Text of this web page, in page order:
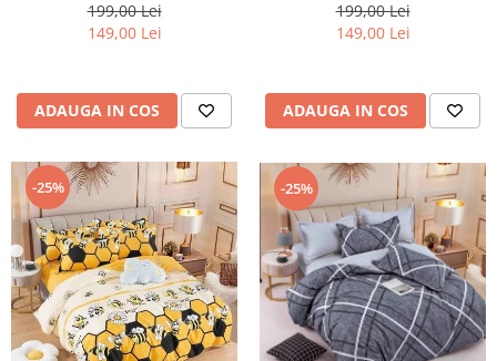
199,00 Lei
149,00 Lei
ADAUGA IN COS
199,00 Lei
149,00 Lei
ADAUGA IN COS
-25% -25%